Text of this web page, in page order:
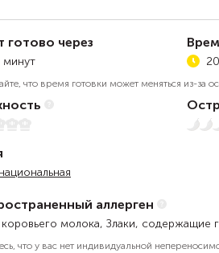
готово через
минут
что время готовки может меняться из-за
Нет
аллерген
молока, Злаки, содержащие
что у вас нет индивидуальной